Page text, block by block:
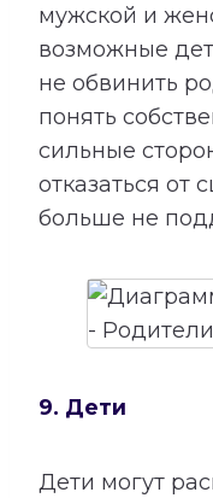
мужской и
возможные
не обвинить
понять
сильные
отказаться от
больше не
9. Дети
Дети могут